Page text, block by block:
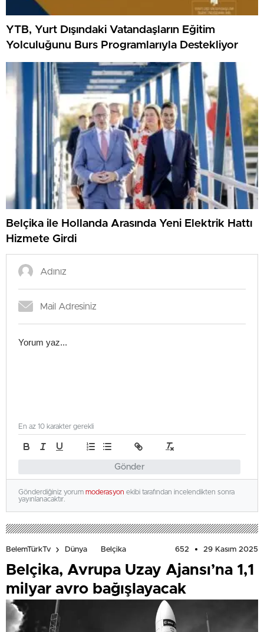
YTB, Yurt Dışındaki Vatandaşların Eğitim
Yolculuğunu Burs Programlarıyla Destekliyor
Belçika ile Hollanda Arasında Yeni Elektrik Hattı
Hizmete Girdi
Gönder
En az 10 karakter gerekli
Gönderdiğiniz yorum moderasyon ekibi tarafından incelendikten sonra
yayınlanacaktır.
BelemTürkTv Dünya Belçika 652 29 Kasım 2025
Belçika, Avrupa Uzay Ajansı’na 1,1
milyar avro bağışlayacak